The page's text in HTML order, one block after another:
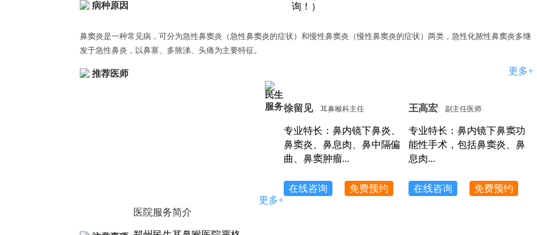
询！）
病种原因
鼻窦炎是一种常见病，可分为急性鼻窦炎（急性鼻窦炎的症状）和慢性鼻窦炎（慢性鼻窦炎的症状）两类，急性化脓性鼻窦炎多继
发于急性鼻炎，以鼻塞、多脓涕、头痛为主要特征。
推荐医师 更多+
王高宏 副主任医师
专业特长：鼻内镜下鼻窦功
能性手术，包括鼻窦炎、鼻
息肉...
在线咨询 免费预约
徐留见 耳鼻喉科主任
专业特长：鼻内镜下鼻炎、
鼻窦炎、鼻息肉、鼻中隔偏
曲、鼻窦肿瘤...
在线咨询 免费预约
民生
服务
更多+
医院服务简介